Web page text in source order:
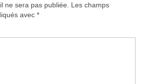
ne sera pas publiée.
Les champs
avec *